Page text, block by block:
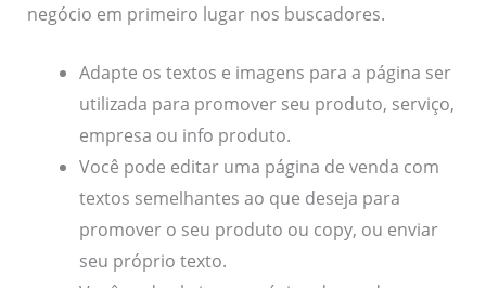
negócio em primeiro lugar nos buscadores.
Adapte os textos e imagens para a página ser
utilizada para promover seu produto, serviço,
empresa ou info produto.
Você pode editar uma página de venda com
textos semelhantes ao que deseja para
promover o seu produto ou copy, ou enviar
seu próprio texto.